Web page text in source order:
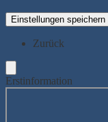
Einstellungen speichern
Zurück
Erstinformation